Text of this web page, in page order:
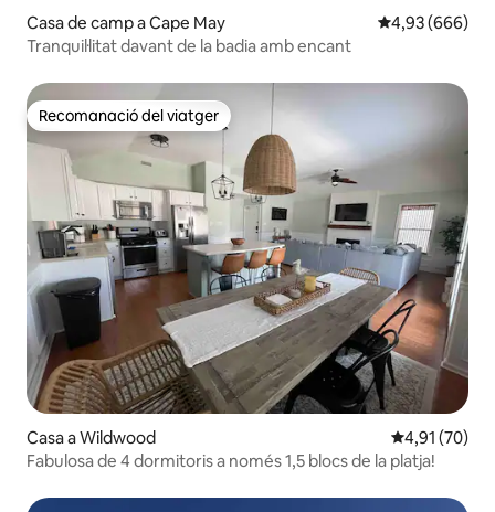
Casa de camp a Cape May 4,93 de
4,93 (666)
Tranquil·litat davant de la badia amb encant
Recomanació del viatger
Recomanació del viatger
Casa a Wildwood 4,91 de
4,91 (70)
Fabulosa de 4 dormitoris a només 1,5 blocs de la platja!